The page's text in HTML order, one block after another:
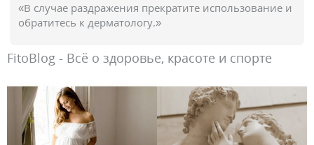
«В случае раздражения прекратите использование и
обратитесь к дерматологу.»
FitoBlog - Всё о здоровье, красоте и спорте